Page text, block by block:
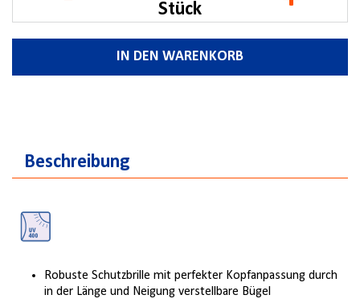
Stück
IN DEN WARENKORB
Beschreibung
Robuste Schutzbrille mit perfekter Kopfanpassung durch
in der Länge und Neigung verstellbare Bügel